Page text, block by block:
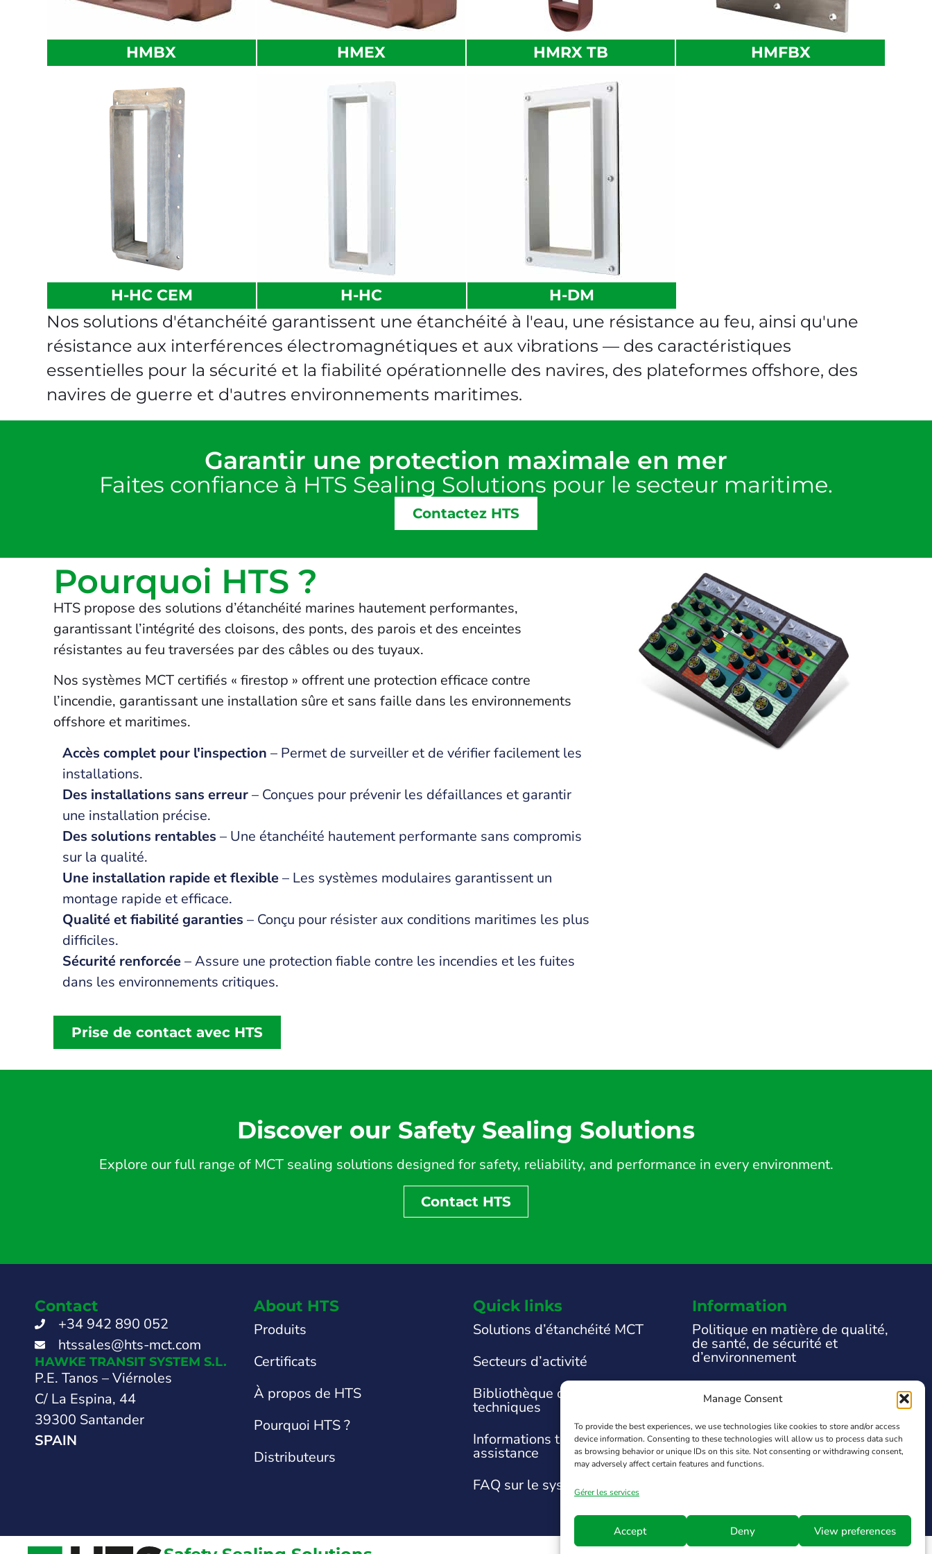
Manage Consent
To provide the best experiences, we use technologies like cookies to store and/or access
device information. Consenting to these technologies will allow us to process data such
as browsing behavior or unique IDs on this site. Not consenting or withdrawing consent,
may adversely affect certain features and functions.
Gérer les services
Accept Deny View preferences
HMBX HMEX HMRX TB HMFBX
H-HC CEM H-HC H-DM
Nos solutions d'étanchéité garantissent une étanchéité à l'eau, une résistance au feu, ainsi qu'une
résistance aux interférences électromagnétiques et aux vibrations — des caractéristiques
essentielles pour la sécurité et la fiabilité opérationnelle des navires, des plateformes offshore, des
navires de guerre et d'autres environnements maritimes.
Garantir une protection maximale en mer
Faites confiance à HTS Sealing Solutions pour le secteur maritime.
Contactez HTS
Pourquoi HTS ?
HTS propose des solutions d’étanchéité marines hautement performantes,
garantissant l’intégrité des cloisons, des ponts, des parois et des enceintes
résistantes au feu traversées par des câbles ou des tuyaux.
Nos systèmes MCT certifiés « firestop » offrent une protection efficace contre
l’incendie, garantissant une installation sûre et sans faille dans les environnements
offshore et maritimes.
Accès complet pour l'inspection – Permet de surveiller et de vérifier facilement les
installations.
Des installations sans erreur– Conçues pour prévenir les défaillances et garantir
une installation précise.
Des solutions rentables – Une étanchéité hautement performante sans compromis
sur la qualité.
Une installation rapide et flexible– Les systèmes modulaires garantissent un
montage rapide et efficace.
Qualité et fiabilité garanties – Conçu pour résister aux conditions maritimes les plus
difficiles.
Sécurité renforcée– Assure une protection fiable contre les incendies et les fuites
dans les environnements critiques.
Prise de contact avec HTS
Discover our Safety Sealing Solutions
Explore our full range of MCT sealing solutions designed for safety, reliability, and performance in every environment.
Contact HTS
Contact
+34 942 890 052
htssales@hts-mct.com
HAWKE TRANSIT SYSTEM S.L.
P.E. Tanos – Viérnoles
C/ La Espina, 44
39300 Santander
SPAIN
About HTS
Produits
Certificats
À propos de HTS
Pourquoi HTS ?
Distributeurs
Quick links
Solutions d’étanchéité MCT
Secteurs d’activité
Bibliothèque de fiches
techniques
Informations techniques et
assistance
FAQ sur le système
Information
Politique en matière de qualité,
de santé, de sécurité et
d’environnement
Politique de confidentialité
Politique relative aux cookies